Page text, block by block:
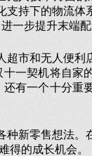
支持下的物流体
一步提升末端配
超市和无人便利
一契机将自家
有一个十分重
新零售想法。
得的成长机会。